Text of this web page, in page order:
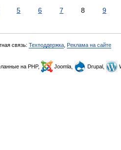
5 6 7 8 9
связь: Техподдержка Реклама на сайте
на PHP, Joomla, Drupal,